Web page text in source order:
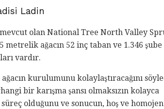
Ladin
olan National Tree North Valley
ağacın 52 inç taban ve 1.346
vardır.
kurulumunu kolaylaştıracağını
bir karışma şansı olmaksızın kolayca
olduğunu ve sonucun, hoş ve